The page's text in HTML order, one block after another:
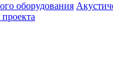
оборудования